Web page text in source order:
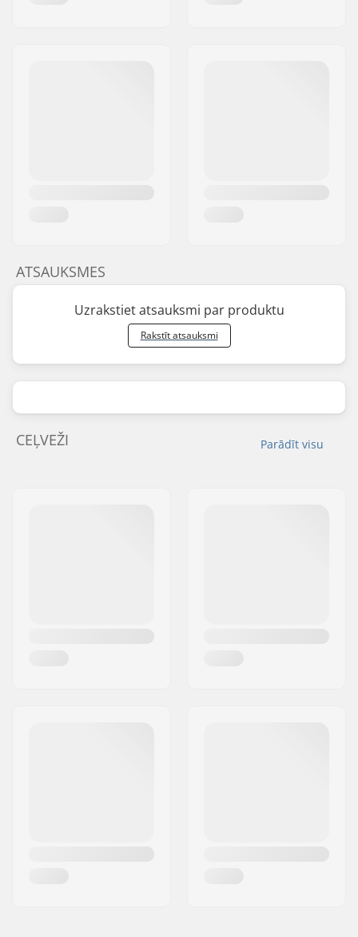
ATSAUKSMES
Uzrakstiet atsauksmi par produktu
Rakstīt atsauksmi
Parādīt visu
CEĻVEŽI